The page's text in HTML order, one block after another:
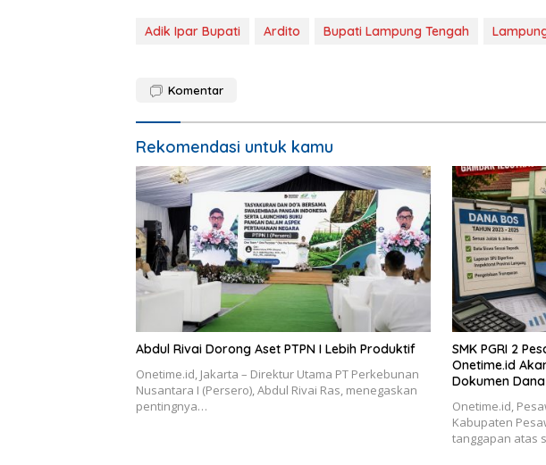
Adik Ipar Bupati Ardito Bupati Lampung Tengah
Komentar
Rekomendasi untuk kamu
Abdul Rivai Dorong Aset PTPN I Lebih Produktif
Onetime.id, Jakarta – Direktur Utama PT Perkebunan
Nusantara I (Persero), Abdul Rivai Ras, menegaskan
pentingnya…
SMK PGRI 2
Onetime.id
Dokumen Dana
Onetime.id,
Kabupaten
tanggapan atas